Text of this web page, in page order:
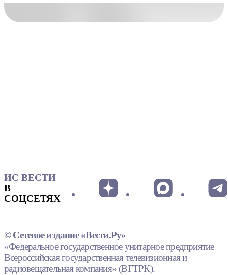
ИС ВЕСТИ
В
СОЦСЕТЯХ
© Сетевое издание «Вести.Ру»
«Федеральное государственное унитарное предприятие
Всероссийская государственная телевизионная и
радиовещательная компания» (ВГТРК).